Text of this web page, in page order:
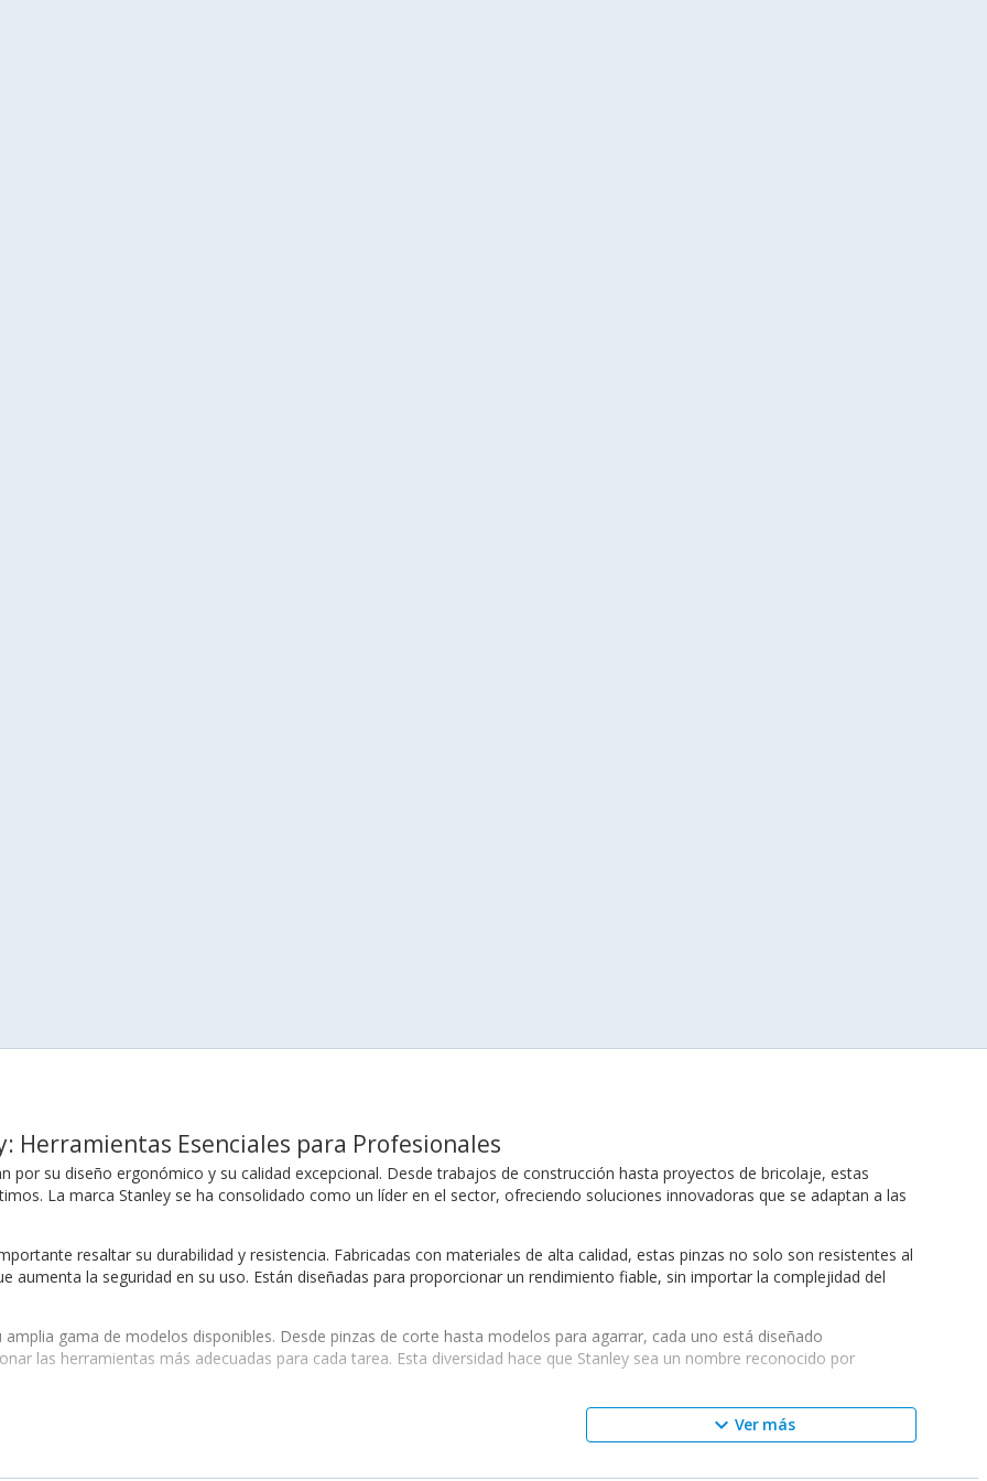
Herramientas Esenciales para Profesionales
por su diseño ergonómico y su calidad excepcional. Desde trabajos de construcción hasta proyectos de bricolaje, estas
La marca Stanley se ha consolidado como un líder en el sector, ofreciendo soluciones innovadoras que se adaptan a las
resaltar su durabilidad y resistencia. Fabricadas con materiales de alta calidad, estas pinzas no solo son resistentes al
aumenta la seguridad en su uso. Están diseñadas para proporcionar un rendimiento fiable, sin importar la complejidad del
amplia gama de modelos disponibles. Desde pinzas de corte hasta modelos para agarrar, cada uno está diseñado
las herramientas más adecuadas para cada tarea. Esta diversidad hace que Stanley sea un nombre reconocido por
están diseñadas para mejorar la eficiencia en
estas pinzas, usted invierte en herramientas que le ayudarán a alcanzar sus objetivos de una manera más fácil y efectiva.
keyboard_arrow_down Ver más